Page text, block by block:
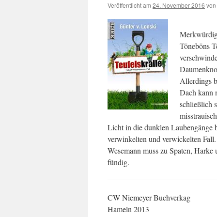
Veröffentlicht am 24. November 2016 von
Töneböns
Allerdings
Dach kann
schließlich
Licht in die dunklen Laubengänge
verwinkelten und verwickelten
Wesemann muss zu Spaten,
fündig.
CW Niemeyer Buchverkag
Hameln 2013